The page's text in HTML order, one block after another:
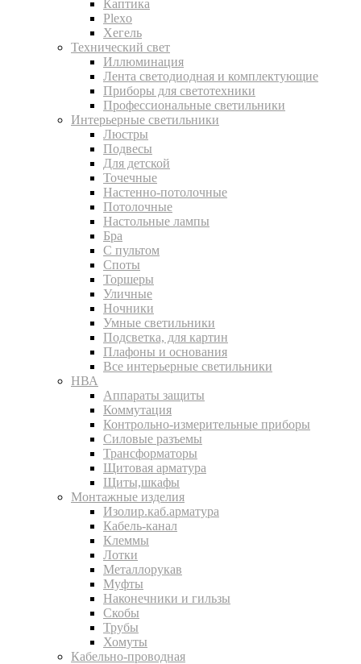
Каптика
Plexo
Хегель
Технический свет
Иллюминация
Лента светодиодная и комплектующие
Приборы для светотехники
Профессиональные светильники
Интерьерные светильники
Люстры
Подвесы
Для детской
Точечные
Настенно-потолочные
Потолочные
Настольные лампы
Бра
С пультом
Споты
Торшеры
Уличные
Ночники
Умные светильники
Подсветка, для картин
Плафоны и основания
Все интерьерные светильники
НВА
Аппараты защиты
Коммутация
Контрольно-измерительные приборы
Силовые разъемы
Трансформаторы
Щитовая арматура
Щиты,шкафы
Монтажные изделия
Изолир.каб.арматура
Кабель-канал
Клеммы
Лотки
Металлорукав
Муфты
Наконечники и гильзы
Скобы
Трубы
Хомуты
Кабельно-проводная